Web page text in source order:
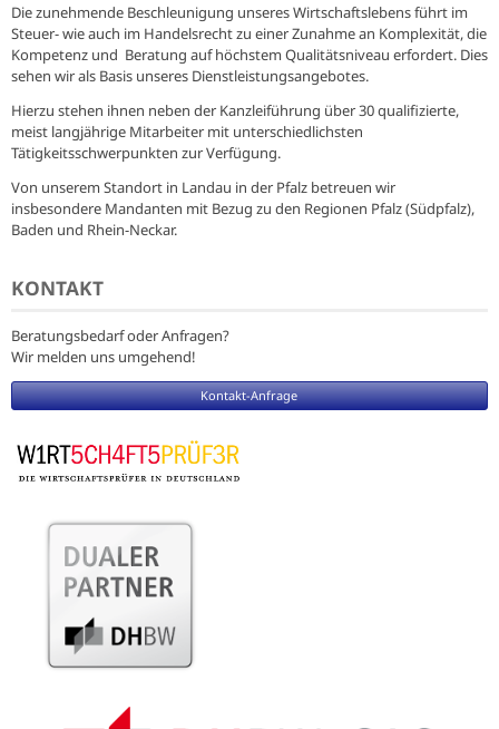
Die zunehmende Beschleunigung unseres Wirtschaftslebens führt im
Steuer- wie auch im Handelsrecht zu einer Zunahme an Komplexität, die
Kompetenz und Beratung auf höchstem Qualitätsniveau erfordert. Dies
sehen wir als Basis unseres Dienstleistungsangebotes.
Hierzu stehen ihnen neben der Kanzleiführung über 30 qualifizierte,
meist langjährige Mitarbeiter mit unterschiedlichsten
Tätigkeitsschwerpunkten zur Verfügung.
Von unserem Standort in Landau in der Pfalz betreuen wir
insbesondere Mandanten mit Bezug zu den Regionen Pfalz (Südpfalz),
Baden und Rhein-Neckar.
KONTAKT
Beratungsbedarf oder Anfragen?
Wir melden uns umgehend!
Kontakt-Anfrage